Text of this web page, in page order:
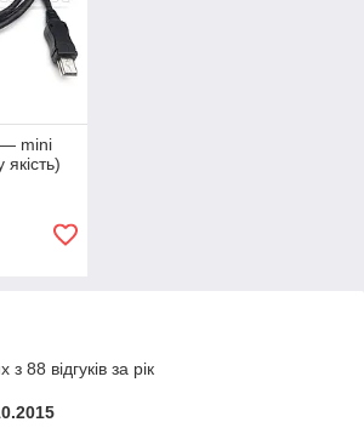
— mini
88 відгуків за рік